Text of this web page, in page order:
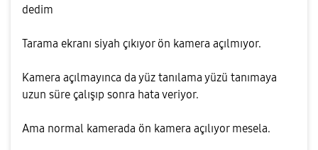
dedim
Tarama ekranı siyah çıkıyor ön kamera açılmıyor.
Kamera açılmayınca da yüz tanılama yüzü tanımaya
uzun süre çalışıp sonra hata veriyor.
Ama normal kamerada ön kamera açılıyor mesela.